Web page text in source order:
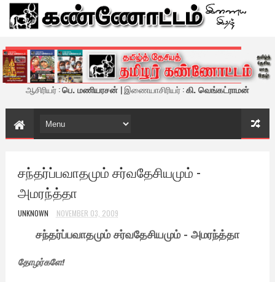
கண்ணோட்டம் - இணைய இதழ்
ஆசிரியர் :பெ. மணியரசன் | இணையாசிரியர் :கி. வெங்கட்ராமன்
சந்தர்ப்பவாதமும் சர்வதேசியமும் -
அமரந்த்தா
UNKNOWN NOVEMBER 03, 2009
சந்தர்ப்பவாதமும் சர்வதேசியமும் - அமரந்த்தா
தோழர்களே!